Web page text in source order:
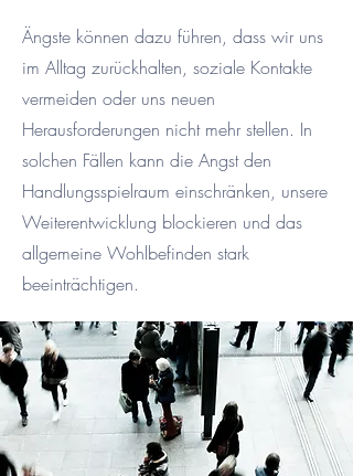
Ängste können dazu führen, dass wir uns
im Alltag zurückhalten, soziale Kontakte
vermeiden oder uns neuen
Herausforderungen nicht mehr stellen. In
solchen Fällen kann die Angst den
Handlungsspielraum einschränken, unsere
Weiterentwicklung blockieren und das
allgemeine Wohlbefinden stark
beeinträchtigen.